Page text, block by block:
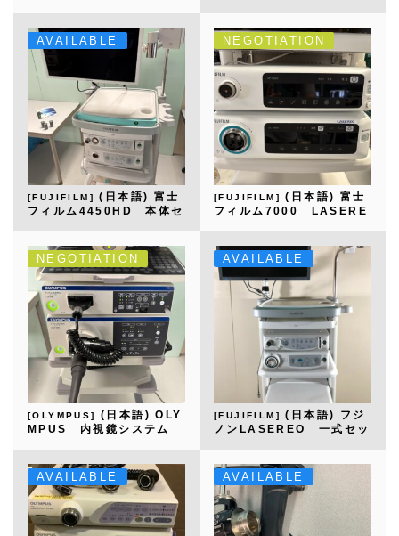
AVAILABLE
[FUJIFILM](日本語) 富士
フィルム4450HD 本体セ
NEGOTIATION
[FUJIFILM](日本語) 富士
フィルム7000 LASERE
NEGOTIATION
[OLYMPUS] (日本語) OLY
MPUS 内視鏡システム
AVAILABLE
[FUJIFILM](日本語) フジ
ノンLASEREO 一式セッ
AVAILABLE AVAILABLE